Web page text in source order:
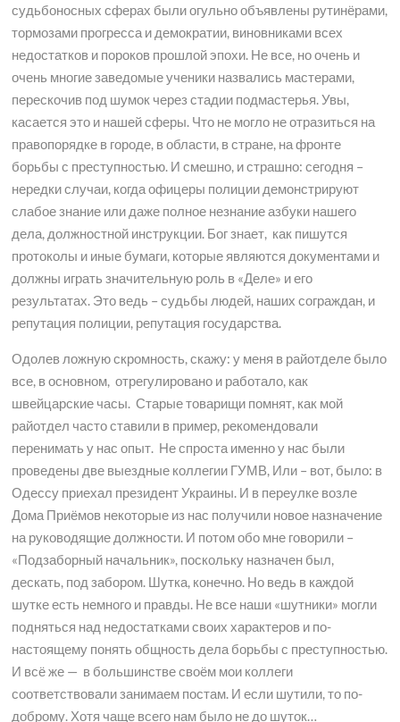
судьбоносных сферах были огульно объявлены рутинёрами,
тормозами прогресса и демократии, виновниками всех
недостатков и пороков прошлой эпохи. Не все, но очень и
очень многие заведомые ученики назвались мастерами,
перескочив под шумок через стадии подмастерья. Увы,
касается это и нашей сферы. Что не могло не отразиться на
правопорядке в городе, в области, в стране, на фронте
борьбы с преступностью. И смешно, и страшно: сегодня –
нередки случаи, когда офицеры полиции демонстрируют
слабое знание или даже полное незнание азбуки нашего
дела, должностной инструкции. Бог знает, как пишутся
протоколы и иные бумаги, которые являются документами и
должны играть значительную роль в «Деле» и его
результатах. Это ведь – судьбы людей, наших сограждан, и
репутация полиции, репутация государства.
Одолев ложную скромность, скажу: у меня в райотделе было
все, в основном, отрегулировано и работало, как
швейцарские часы. Старые товарищи помнят, как мой
райотдел часто ставили в пример, рекомендовали
перенимать у нас опыт. Не спроста именно у нас были
проведены две выездные коллегии ГУМВ, Или – вот, было: в
Одессу приехал президент Украины. И в переулке возле
Дома Приёмов некоторые из нас получили новое назначение
на руководящие должности. И потом обо мне говорили –
«Подзаборный начальник», поскольку назначен был,
дескать, под забором. Шутка, конечно. Но ведь в каждой
шутке есть немного и правды. Не все наши «шутники» могли
подняться над недостатками своих характеров и по-
настоящему понять общность дела борьбы с преступностью.
И всё же — в большинстве своём мои коллеги
соответствовали занимаем постам. И если шутили, то по-
доброму. Хотя чаще всего нам было не до шуток…